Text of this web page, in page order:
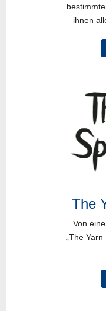
ihnen
The
Von
„The